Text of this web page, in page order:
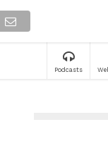
Podcasts